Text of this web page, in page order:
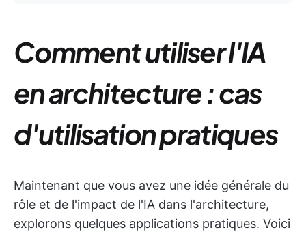
Comment utiliser l'IA
en architecture : cas
d'utilisation pratiques
Maintenant que vous avez une idée générale du
rôle et de l'impact de l'IA dans l'architecture,
explorons quelques applications pratiques. Voici